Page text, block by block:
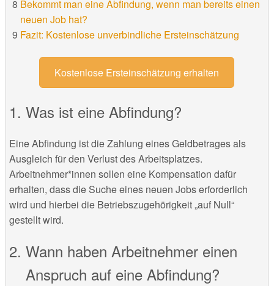
Bekommt man eine Abfindung, wenn man bereits einen
neuen Job hat?
Fazit: Kostenlose unverbindliche Ersteinschätzung
Kostenlose Ersteinschätzung erhalten
Was ist eine Abfindung?
Eine Abfindung ist die Zahlung eines Geldbetrages als
Ausgleich für den Verlust des Arbeitsplatzes.
Arbeitnehmer*innen sollen eine Kompensation dafür
erhalten, dass die Suche eines neuen Jobs erforderlich
wird und hierbei die Betriebszugehörigkeit „auf Null“
gestellt wird.
Wann haben Arbeitnehmer einen
Anspruch auf eine Abfindung?